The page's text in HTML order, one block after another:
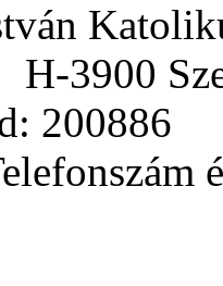
H-3900
200886